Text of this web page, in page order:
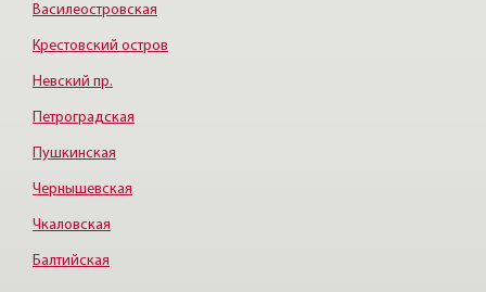
Василеостровская
Крестовский остров
Невский пр.
Петроградская
Пушкинская
Чернышевская
Чкаловская
Балтийская